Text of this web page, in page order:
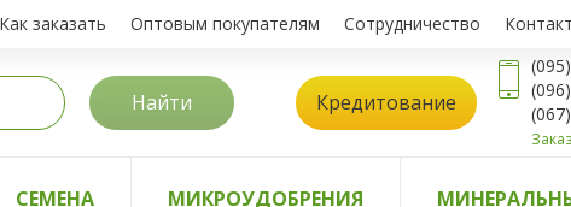
Как заказать Оптовым покупателям Сотрудничество
Найти Кредитование
СЕМЕНА МИКРОУДОБРЕНИЯ